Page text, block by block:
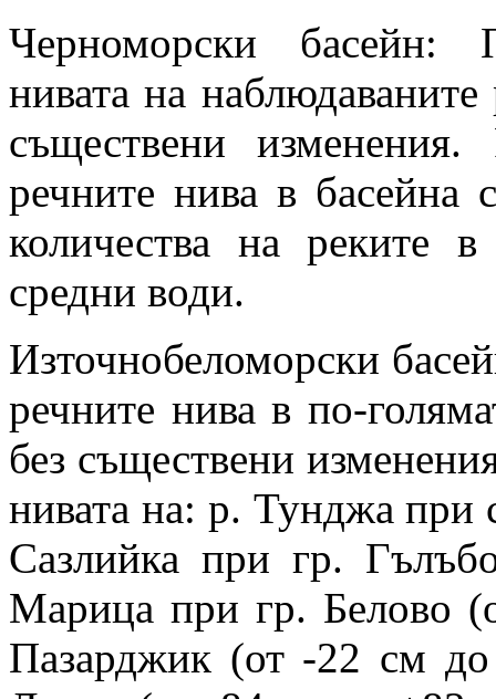
Черноморски басейн:
нивата на
съществени изменения.
речните нива в
количества на реките
средни води.
Източнобеломорски
речните нива в по-
без съществени
нивата на: р. Тунджа
Сазлийка при гр.
Марица при гр. Белово
Пазарджик (от -22 см